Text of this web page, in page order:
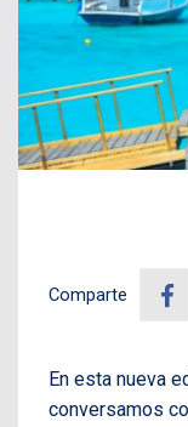
Comparte
En esta nueva
conversamos